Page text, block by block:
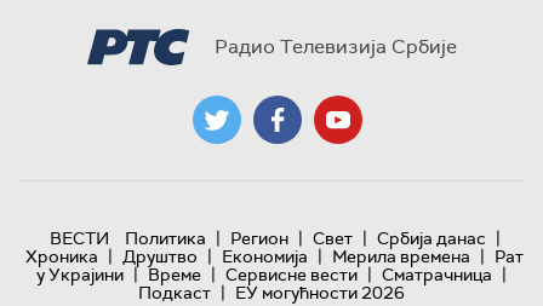
Радио Телевизија Србије
ВЕСТИ Политика | Регион | Свет | Србија данас |
Хроника | Друштво | Економија | Мерила времена | Рат
у Украјини | Време | Сервисне вести | Сматрачница |
Подкаст | ЕУ могућности 2026